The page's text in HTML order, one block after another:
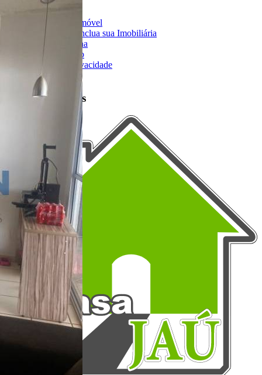
Anuncie seu Imóvel
Cadastre-se | Inclua sua Imobiliária
Como Funciona
Termos de Uso
Política de Privacidade
Mapa do Site
Portais Parceiros